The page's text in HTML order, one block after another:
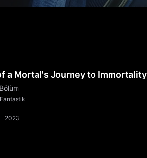
a Mortal's Journey to Immortality
Fantastik
2023